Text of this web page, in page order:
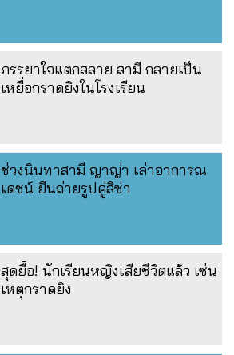
ภรรยาใจแตกสลาย สามี กลายเป็น
เหยื่อกราดยิงในโรงเรียน
ช่วงนินทาสามี ญาญ่า เล่าอาการณ
เดชน์ ยืนถ่ายรูปคู่ลิซ่า
สุดยื้อ! นักเรียนหญิงเสียชีวิตแล้ว เซ่น
เหตุกราดยิง